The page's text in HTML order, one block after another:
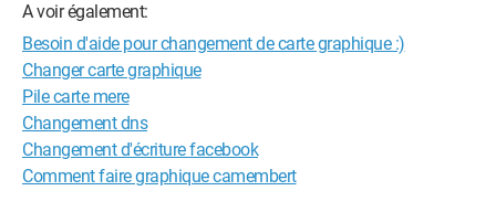
pour faire tourner une carte graphique de nouvelle generation?
est ce que les nouvelles cartes graphiques se brancheront sur
ma carte mere? est ce que mon processeur est toujours assez
puissant pour gerer une nouvelles carte graphique? merci de
vos reponses! ;)
A voir également:
Besoin d'aide pour changement de carte graphique :)
Changer carte graphique
Pile carte mere
Changement dns
Changement d'écriture facebook
Comment faire graphique camembert